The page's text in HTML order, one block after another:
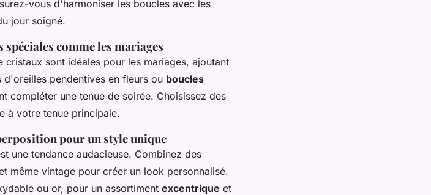
vous d'harmoniser les boucles avec les
jour soigné.
comme les mariages
cristaux sont idéales pour les mariages, ajoutant
pendentives en fleurs ou boucles
compléter une tenue de soirée. Choisissez des
à votre tenue principale.
pour un style unique
une tendance audacieuse. Combinez des
même vintage pour créer un look personnalisé.
ou or, pour un assortiment excentrique et